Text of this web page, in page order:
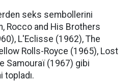
seks sembollerini
Rocco and His Brothers
L'Eclisse (1962), The
Rolls-Royce (1965), Lost
Samouraï (1967) gibi
topladı.